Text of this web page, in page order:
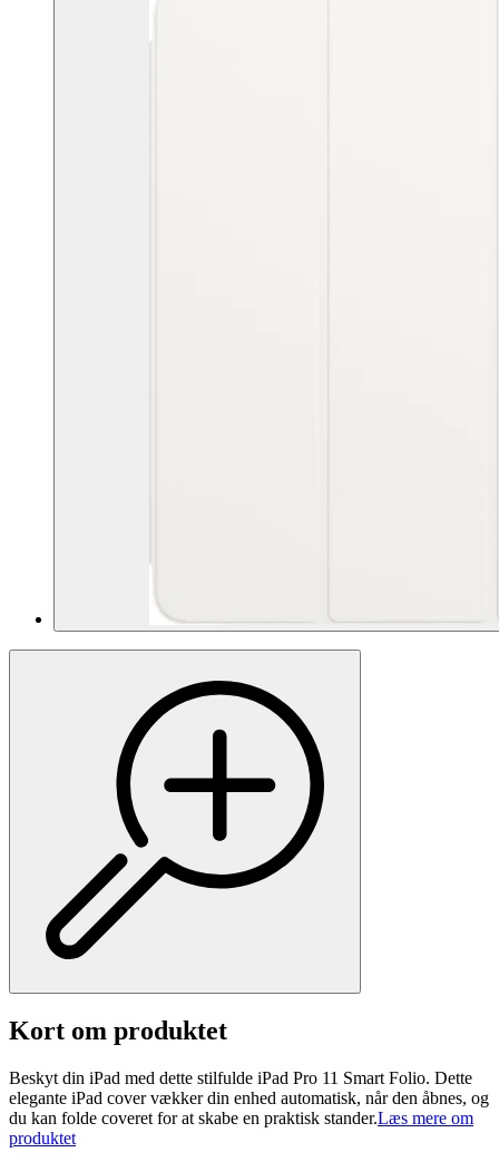
Kort om produktet
Beskyt din iPad med dette stilfulde iPad Pro 11 Smart Folio. Dette
elegante iPad cover vækker din enhed automatisk, når den åbnes, og
du kan folde coveret for at skabe en praktisk stander.Læs mere om
produktet